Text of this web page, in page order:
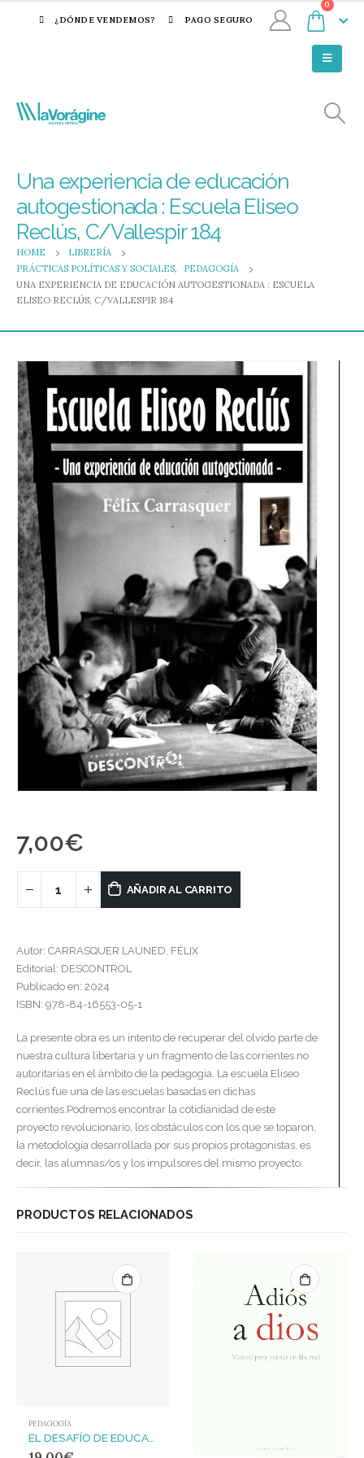
¿DÓNDE VENDEMOS? PAGO SEGURO
0
Una experiencia de educación
autogestionada : Escuela Eliseo
Reclús, C/Vallespir 184
HOME
LIBRERÍA
PRÁCTICAS POLÍTICAS Y SOCIALES,
PEDAGOGÍA
UNA EXPERIENCIA DE EDUCACIÓN AUTOGESTIONADA : ESCUELA
ELISEO RECLÚS, C/VALLESPIR 184
7,00€
AÑADIR AL CARRITO
Autor: CARRASQUER LAUNED, FÉLIX
Editorial: DESCONTROL
Publicado en: 2024
ISBN: 978-84-16553-05-1
La presente obra es un intento de recuperar del olvido parte de
nuestra cultura libertaria y un fragmento de las corrientes no
autoritarias en el ámbito de la pedagogía. La escuela Eliseo
Reclús fue una de las escuelas basadas en dichas
corrientes.Podremos encontrar la cotidianidad de este
proyecto revolucionario, los obstáculos con los que se toparon,
la metodología desarrollada por sus propios protagonistas, es
decir, las alumnas/os y los impulsores del mismo proyecto.
PRODUCTOS RELACIONADOS
PEDAGOGÍA